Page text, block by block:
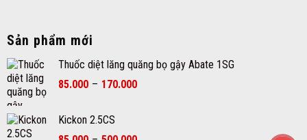
Sản phẩm mới
Thuốc diệt lăng quăng bọ gậy Abate 1SG
85.000 – 170.000Khoảng
Kickon 2.5CS
Khoảng